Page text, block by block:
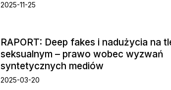
2025-11-25
RAPORT: Deep fakes i nadużycia na
seksualnym – prawo wobec wyzwań
syntetycznych mediów
2025-03-20